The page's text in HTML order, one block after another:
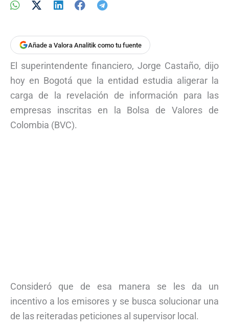
Añade a Valora Analitik como tu fuente
El superintendente financiero, Jorge Castaño, dijo
hoy en Bogotá que la entidad estudia aligerar la
carga de la revelación de información para las
empresas inscritas en la Bolsa de Valores de
Colombia (BVC).
Consideró que de esa manera se les da un
incentivo a los emisores y se busca solucionar una
de las reiteradas peticiones al supervisor local.